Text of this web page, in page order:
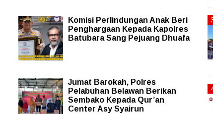
Komisi Perlindungan Anak Beri
Penghargaan Kepada Kapolres
Batubara Sang Pejuang Dhuafa
Jumat Barokah, Polres
Pelabuhan Belawan Berikan
Sembako Kepada Qur’an
Center Asy Syairun